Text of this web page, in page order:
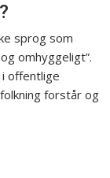
sprog som
omhyggeligt”.
offentlige
forstår og